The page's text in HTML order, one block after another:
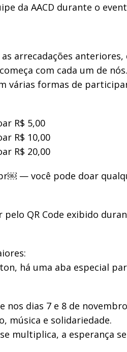
da AACD durante o
arrecadações
com cada um de nós.
várias formas de
R$ 5,00
R$ 10,00
R$ 20,00
— você pode doar
pelo QR Code exibido
há uma aba especial
nos dias 7 e 8 de
música e solidariedade.
multiplica, a esperança